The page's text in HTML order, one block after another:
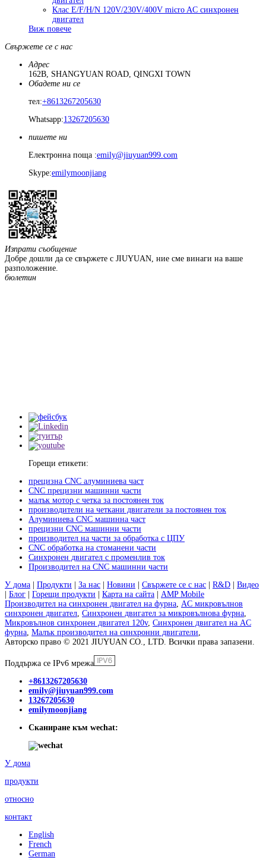
Клас E/F/H/N 120V/230V/400V micro AC синхронен
двигател
Виж повече
Свържете се с нас
Адрес
162B, SHANGYUAN ROAD, QINGXI TOWN
Обадете ни се
тел:+8613267205630
Whatsapp:13267205630
пишете ни
Електронна поща :emily@jiuyuan999.com
Skype:emilymoonjiang
Изпрати съобщение
Добре дошли да се свържете с JIUYUAN, ние сме винаги на ваше
разположение.
бюлетин
Горещи етикети:
прецизна CNC алуминиева част
CNC прецизни машинни части
малък мотор с четка за постоянен ток
производители на четкани двигатели за постоянен ток
Алуминиева CNC машинна част
прецизни CNC машинни части
производител на части за обработка с ЦПУ
CNC обработка на стоманени части
Синхронен двигател с променлив ток
Производител на CNC машинни части
У дома
Продукти За нас Новини Свържете се с нас R&D
Видео
Блог Горещи продукти Карта на сайта
AMP Mobile
Производител на синхронен двигател на фурна, AC микровълнов
синхронен двигател, Синхронен двигател за микровълнова фурна,
Микровълнов синхронен двигател 120v, Синхронен двигател на AC
фурна, Малък производител на синхронни двигатели,
Авторско право © 2021 JIUYUAN CO., LTD. Всички права запазени.
Поддържа се IPv6 мрежа
+8613267205630
emily@jiuyuan999.com
13267205630
emilymoonjiang
Сканиране към wechat:
У дома
продукти
относно
контакт
English
French
German